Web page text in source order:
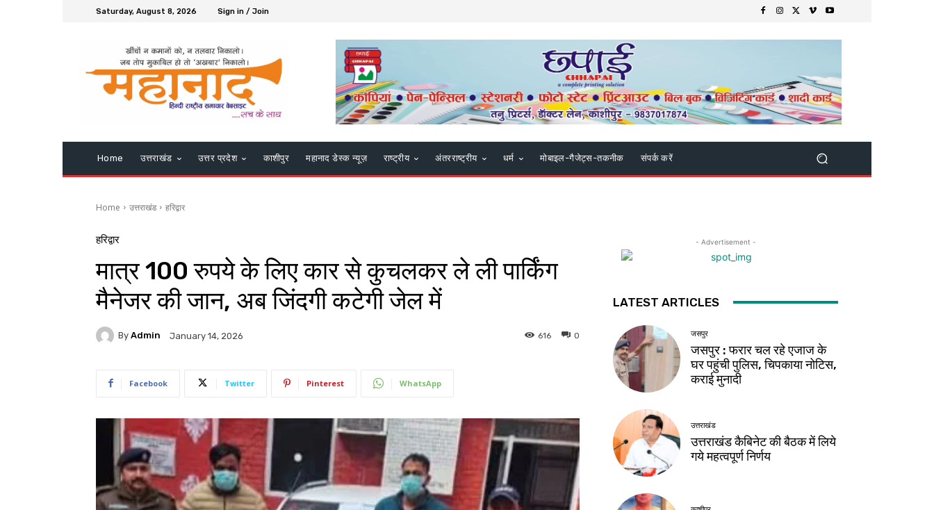
Saturday, August 8, 2026 Sign in / Join
Home उत्तराखंड उत्तर प्रदेश काशीपुर महानाद डेस्क न्यूज़ राष्ट्रीय अंतरराष्ट्रीय धर्म मोबाइल-गैजेट्स-तकनीक संपर्क करें
Home उत्तराखंड हरिद्वार
हरिद्वार
मात्र 100 रुपये के लिए कार से कुचलकर ले ली पार्किंग
मैनेजर की जान, अब जिंदगी कटेगी जेल में
By Admin January 14, 2026 0
616
Facebook Twitter Pinterest WhatsApp
- Advertisement -
LATEST ARTICLES
जसपुर
जसपुर : फरार चल रहे एजाज के
घर पहुंची पुलिस, चिपकाया नोटिस,
कराई मुनादी
उत्तराखंड
उत्तराखंड कैबिनेट की बैठक में लिये
गये महत्वपूर्ण निर्णय